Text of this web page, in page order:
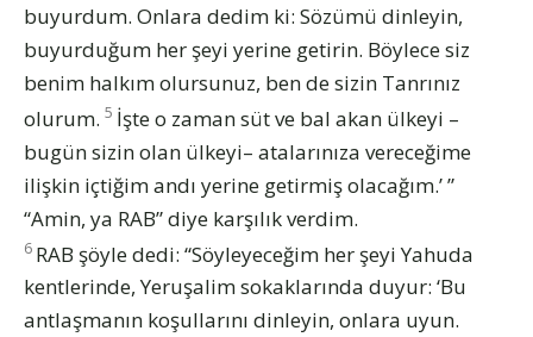
buyurdum. Onlara dedim ki: Sözümü dinleyin,
buyurduğum her şeyi yerine getirin. Böylece siz
benim halkım olursunuz, ben de sizin Tanrınız
olurum. 5 İşte o zaman süt ve bal akan ülkeyi –
bugün sizin olan ülkeyi– atalarınıza vereceğime
ilişkin içtiğim andı yerine getirmiş olacağım.’ ”
“Amin, ya RAB” diye karşılık verdim.
6 RAB şöyle dedi: “Söyleyeceğim her şeyi Yahuda
kentlerinde, Yeruşalim sokaklarında duyur: ‘Bu
antlaşmanın koşullarını dinleyin, onlara uyun.